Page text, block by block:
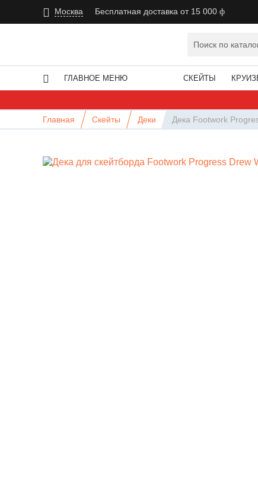
Москва Бесплатная доставка от 15 000
ГЛАВНОЕ МЕНЮ СКЕЙТЫ
Главная Скейты Деки Дека Footwork